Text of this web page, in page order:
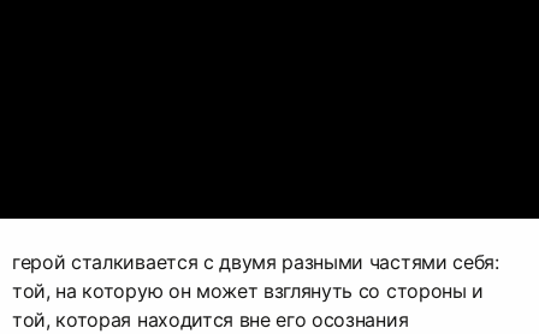
герой сталкивается с двумя разными частями себя:
той, на которую он может взглянуть со стороны и
той, которая находится вне его осознания